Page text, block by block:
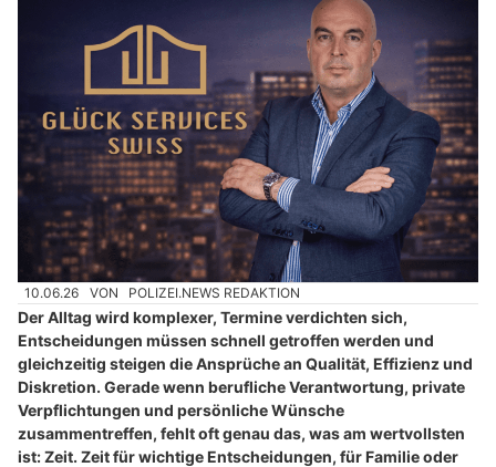
10.06.26 VON POLIZEI.NEWS REDAKTION
Der Alltag wird komplexer, Termine verdichten sich,
Entscheidungen müssen schnell getroffen werden und
gleichzeitig steigen die Ansprüche an Qualität, Effizienz und
Diskretion. Gerade wenn berufliche Verantwortung, private
Verpflichtungen und persönliche Wünsche
zusammentreffen, fehlt oft genau das, was am wertvollsten
ist: Zeit. Zeit für wichtige Entscheidungen, für Familie oder